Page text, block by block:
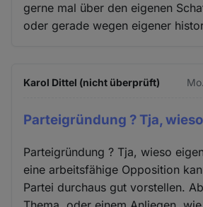
gerne mal über den eigenen
oder gerade wegen eigener
Karol Dittel (nicht überprüft)
Parteigründung ? Tja, wieso
Parteigründung ? Tja, wieso
eine arbeitsfähige Opposition
Partei durchaus gut vorstellen.